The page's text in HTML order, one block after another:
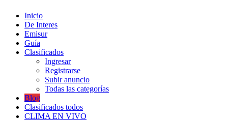
Inicio
De Interes
Emisur
Guía
Clasificados
Ingresar
Registrarse
Subir anuncio
Todas las categorías
Blog
Clasificados todos
CLIMA EN VIVO